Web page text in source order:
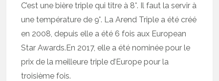
C’est une bière triple qui titre à 8°. Il faut la servir à
une température de 9°. La Arend Triple a été créé
en 2008, depuis elle a été 6 fois aux European
Star Awards.En 2017, elle a été nominée pour le
prix de la meilleure triple d’Europe pour la
troisième fois.